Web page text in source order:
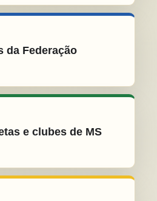
da Federação
e clubes de MS